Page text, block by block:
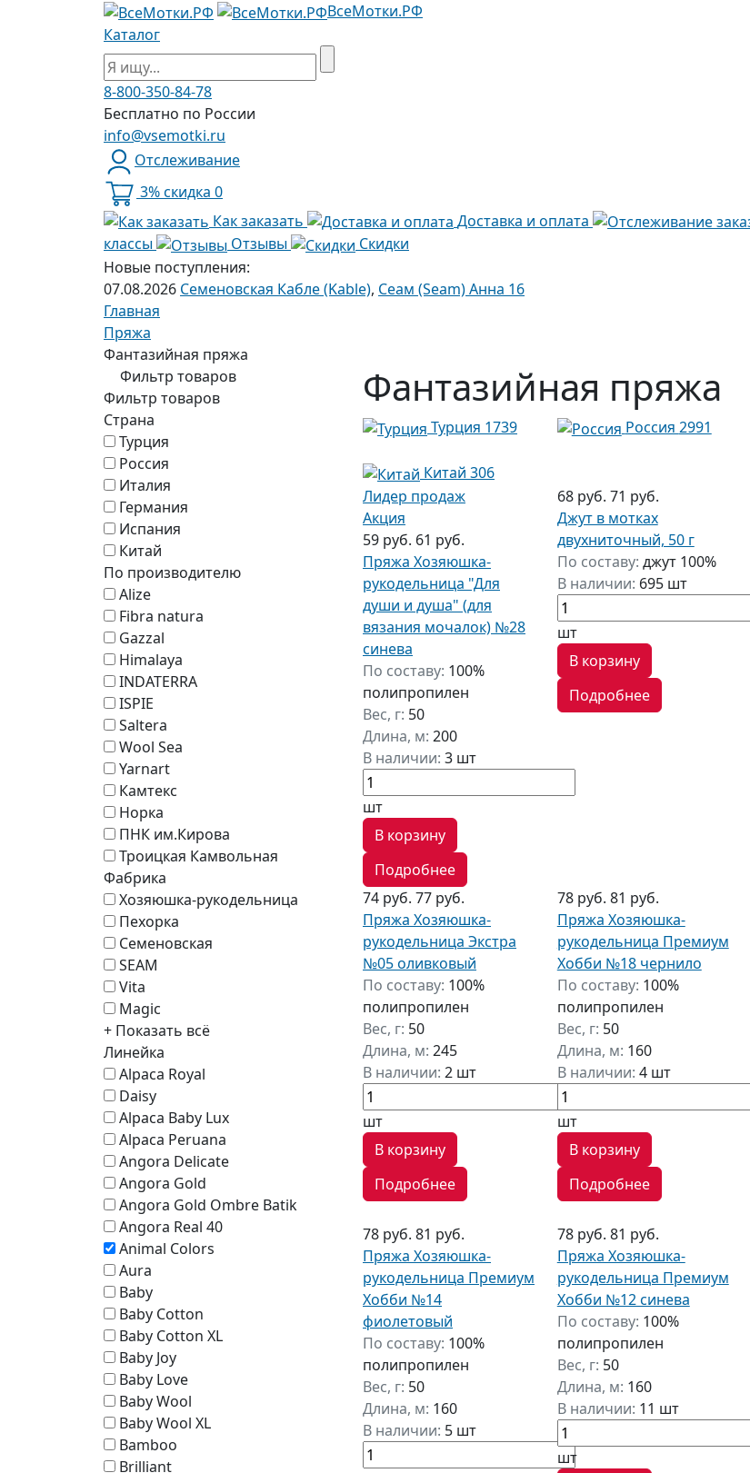
ВсеМотки.РФ
Каталог
8-800-350-84-78
Бесплатно по России
info@vsemotki.ru
Отслеживание
3% скидка 0
Как заказать
Доставка и оплата
классы
Отзывы
Скидки
Новые поступления:
07.08.2026 Семеновская Кабле (Kable), Сеам (Seam) Анна 16
Главная
Пряжа
Фантазийная пряжа
Фильтр товаров
Фильтр товаров
Страна
Турция
Россия
Италия
Германия
Испания
Китай
По производителю
Alize
Fibra natura
Gazzal
Himalaya
INDATERRA
ISPIE
Saltera
Wool Sea
Yarnart
Камтекс
Норка
ПНК им.Кирова
Троицкая Камвольная
Фабрика
Хозяюшка-рукодельница
Пехорка
Семеновская
SEAM
Vita
Magic
+ Показать всё
Линейка
Alpaca Royal
Daisy
Alpaca Baby Lux
Alpaca Peruana
Angora Delicate
Angora Gold
Angora Gold Ombre Batik
Angora Real 40
Animal Colors
Aura
Baby
Baby Cotton
Baby Cotton XL
Baby Joy
Baby Love
Baby Wool
Baby Wool XL
Bamboo
Brilliant
Фантазийная пряжа
Турция 1739 Россия 2991
Китай 306
Лидер продаж
Акция
59 руб. 61 руб.
Пряжа Хозяюшка-
рукодельница "Для
души и душа" (для
вязания мочалок) №28
синева
По составу: 100%
полипропилен
Вес, г: 50
Длина, м: 200
В наличии: 3 шт
шт
В корзину
Подробнее
68 руб. 71 руб.
Джут в мотках
двухниточный, 50 г
По составу: джут 100%
В наличии: 695 шт
шт
В корзину
Подробнее
74 руб. 77 руб.
Пряжа Хозяюшка-
рукодельница Экстра
№05 оливковый
По составу: 100%
полипропилен
Вес, г: 50
Длина, м: 245
В наличии: 2 шт
шт
В корзину
Подробнее
78 руб. 81 руб.
Пряжа Хозяюшка-
рукодельница Премиум
Хобби №18 чернило
По составу: 100%
полипропилен
Вес, г: 50
Длина, м: 160
В наличии: 4 шт
шт
В корзину
Подробнее
78 руб. 81 руб.
Пряжа Хозяюшка-
рукодельница Премиум
Хобби №14
фиолетовый
По составу: 100%
полипропилен
Вес, г: 50
Длина, м: 160
В наличии: 5 шт
78 руб. 81 руб.
Пряжа Хозяюшка-
рукодельница Премиум
Хобби №12 синева
По составу: 100%
полипропилен
Вес, г: 50
Длина, м: 160
В наличии: 11 шт
шт